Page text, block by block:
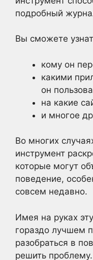
подробный
Вы сможете
кому он
какими
он
на какие
и многое
Во многих
инструмент
которые могут
поведение,
совсем недавно.
Имея на руках
гораздо лучшем
разобраться в
решить проблему.